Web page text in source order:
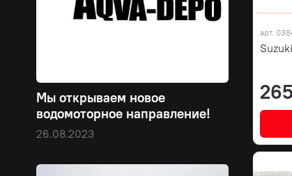
арт.
Мы открываем новое
водомоторное направление!
26.08.2023